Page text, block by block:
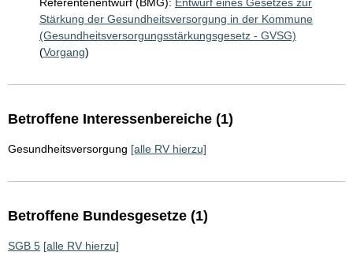
Stärkung der Gesundheitsversorgung in der Kommune
(Gesundheitsversorgungsstärkungsgesetz - GVSG)
(Vorgang)
Betroffene Interessenbereiche (1)
Gesundheitsversorgung [alle RV hierzu]
Betroffene Bundesgesetze (1)
SGB 5 [alle RV hierzu]